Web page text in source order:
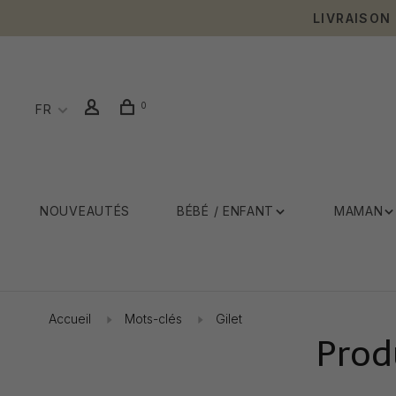
LIVRAISON
FR 0
NOUVEAUTÉS BÉBÉ / ENFANT MAMAN
Accueil Mots-clés Gilet